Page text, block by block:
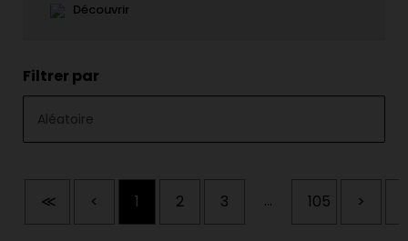
Découvrir
Filtrer par
≪ < 1 2 3 ... 105 >